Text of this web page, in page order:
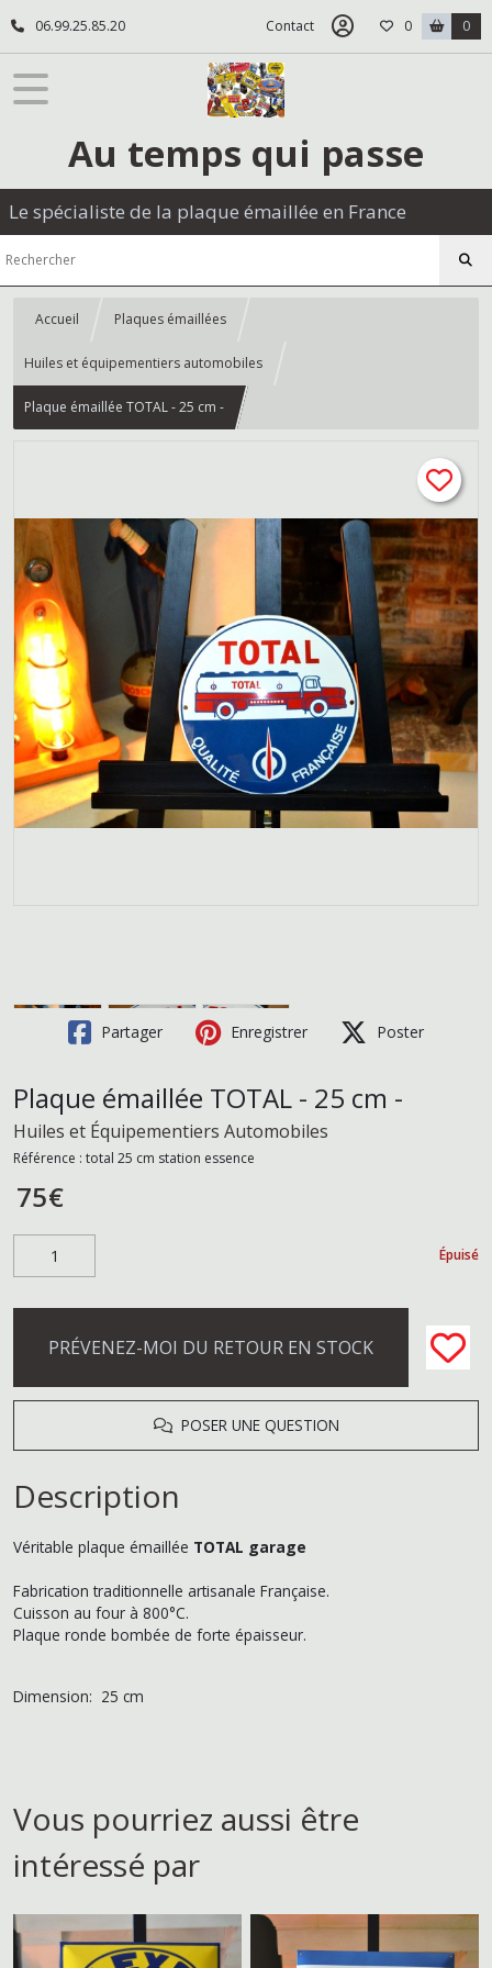
06.99.25.85.20 Contact 0 0
Au temps qui passe
Le spécialiste de la plaque émaillée en France
Accueil Plaques émaillées
Huiles et équipementiers automobiles
Plaque émaillée TOTAL - 25 cm -
Partager Enregistrer Poster
Plaque émaillée TOTAL - 25 cm -
Huiles et Équipementiers Automobiles
Référence : total 25 cm station essence
75€
Épuisé
PRÉVENEZ-MOI DU RETOUR EN STOCK
POSER UNE QUESTION
Description
Véritable plaque émaillée TOTAL garage
Fabrication traditionnelle artisanale Française.
Cuisson au four à 800°C.
Plaque ronde bombée de forte épaisseur.
Dimension: 25 cm
Vous pourriez aussi être
intéressé par